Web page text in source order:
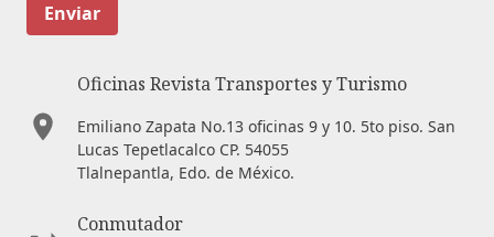
Enviar
Oficinas Revista Transportes y Turismo
Emiliano Zapata No.13 oficinas 9 y 10. 5to piso. San
Lucas Tepetlacalco CP. 54055
Tlalnepantla, Edo. de México.
Conmutador